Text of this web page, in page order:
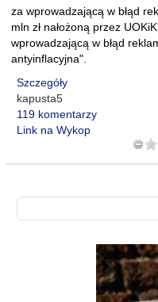
za wprowadzającą w błąd
mln zł nałożoną przez
wprowadzającą w błąd
antyinflacyjna".
Szczegóły
kapusta5
119 komentarzy
Link na Wykop